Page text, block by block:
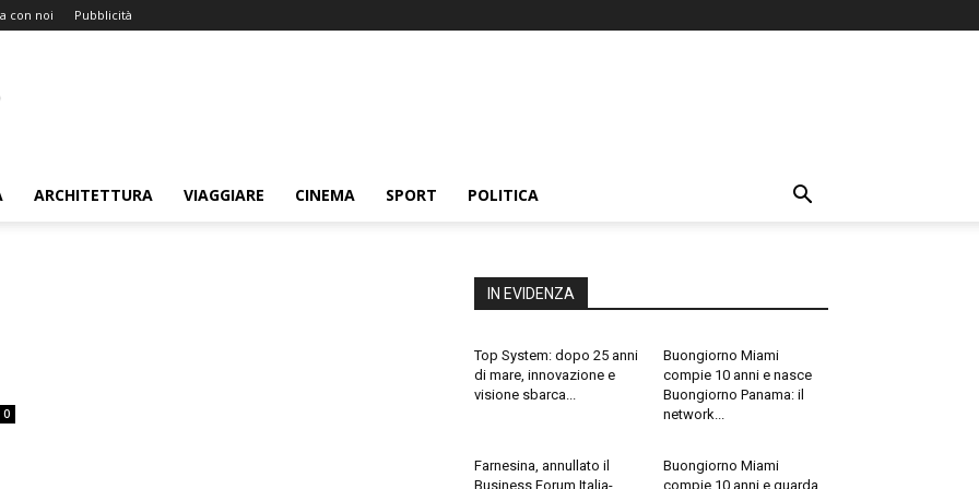
con noi Pubblicità
ARCHITETTURA VIAGGIARE CINEMA SPORT POLITICA
0
IN EVIDENZA
Top System: dopo 25 anni
di mare, innovazione e
visione sbarca...
Buongiorno Miami
compie 10 anni e nasce
Buongiorno Panama: il
network...
Farnesina, annullato il
Business Forum Italia-
Buongiorno Miami
compie 10 anni e guarda